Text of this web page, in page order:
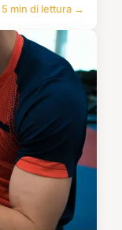
5 min di lettura →